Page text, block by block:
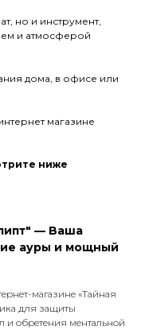
но и инструмент,
и атмосферой
дома, в офисе или
магазине
ниже
— Ваша
ауры и мощный
магазине «Тайная
для защиты
и обретения ментальной